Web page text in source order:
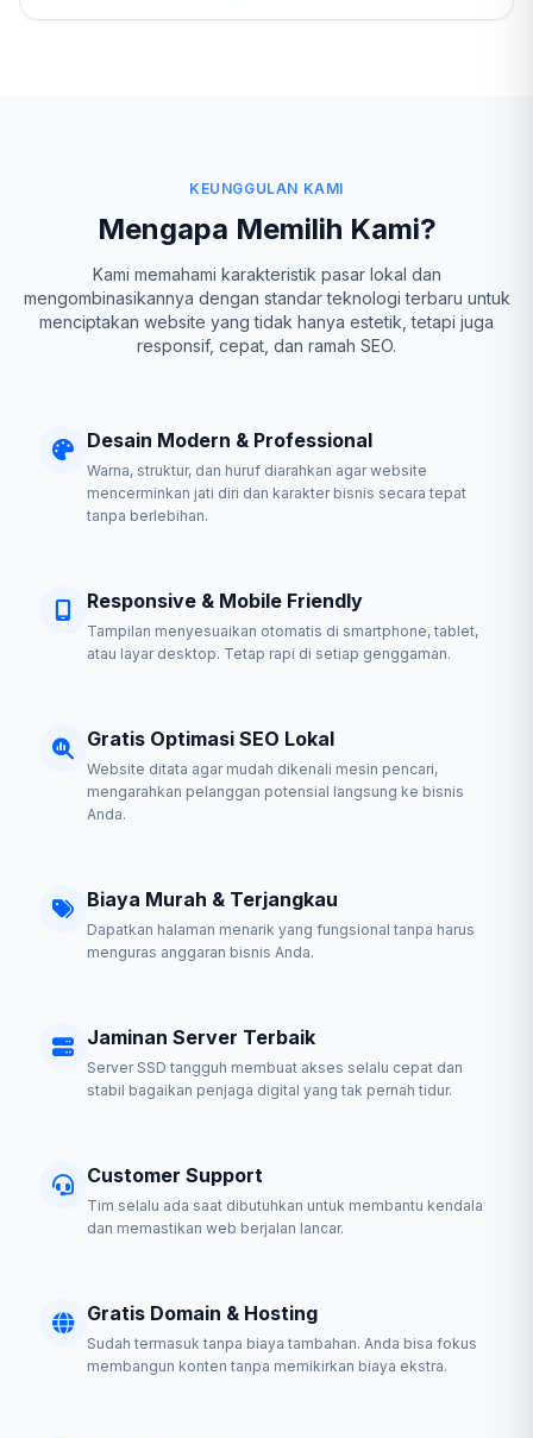
KEUNGGULAN KAMI
Mengapa Memilih Kami?
Kami memahami karakteristik pasar lokal dan
mengombinasikannya dengan standar teknologi terbaru untuk
menciptakan website yang tidak hanya estetik, tetapi juga
responsif, cepat, dan ramah SEO.
Desain Modern & Professional
Warna, struktur, dan huruf diarahkan agar website
mencerminkan jati diri dan karakter bisnis secara tepat
tanpa berlebihan.
Responsive & Mobile Friendly
Tampilan menyesuaikan otomatis di smartphone, tablet,
atau layar desktop. Tetap rapi di setiap genggaman.
Gratis Optimasi SEO Lokal
Website ditata agar mudah dikenali mesin pencari,
mengarahkan pelanggan potensial langsung ke bisnis
Anda.
Biaya Murah & Terjangkau
Dapatkan halaman menarik yang fungsional tanpa harus
menguras anggaran bisnis Anda.
Jaminan Server Terbaik
Server SSD tangguh membuat akses selalu cepat dan
stabil bagaikan penjaga digital yang tak pernah tidur.
Customer Support
Tim selalu ada saat dibutuhkan untuk membantu kendala
dan memastikan web berjalan lancar.
Gratis Domain & Hosting
Sudah termasuk tanpa biaya tambahan. Anda bisa fokus
membangun konten tanpa memikirkan biaya ekstra.